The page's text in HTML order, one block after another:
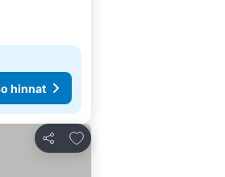
hinnat
Jaa
Lisää suosikkeihin